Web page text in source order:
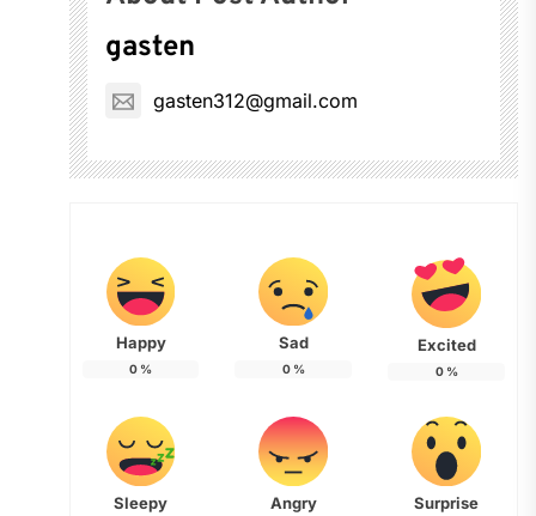
gasten
gasten312@gmail.com
Happy
0 %
Sad
0%
Excited
0%
Sleepy Angry Surprise